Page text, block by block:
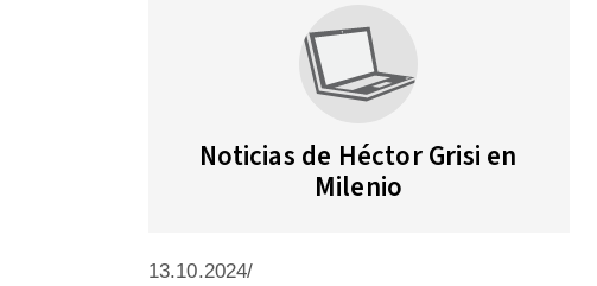
Noticias de Héctor Grisi en
Milenio
13.10.2024/